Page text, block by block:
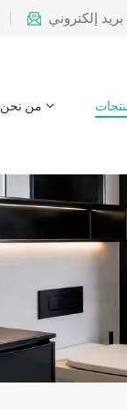
من نحن